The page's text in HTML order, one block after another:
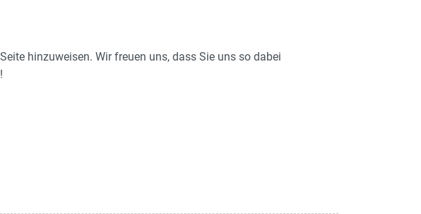
hinzuweisen. Wir freuen uns, dass Sie uns so dabei